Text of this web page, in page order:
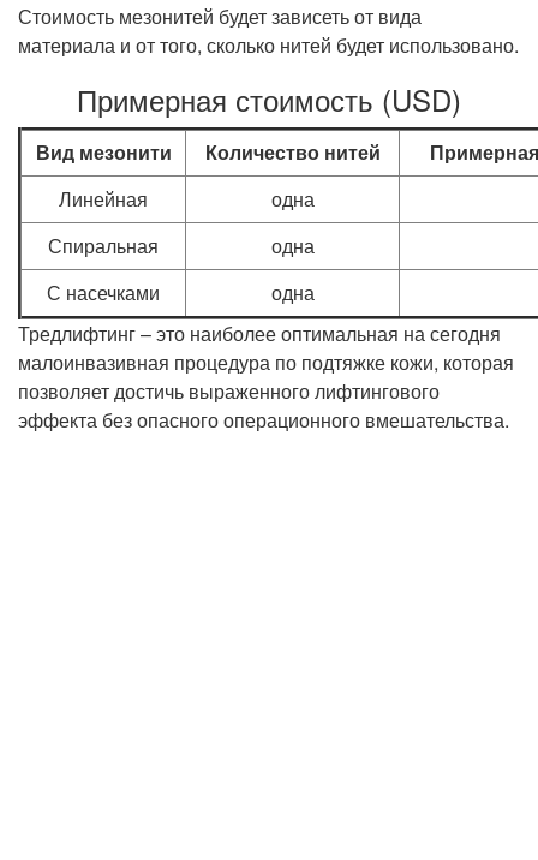
Стоимость мезонитей будет зависеть от вида
материала и от того, сколько нитей будет использовано.
Примерная стоимость (USD)
Вид мезонити Количество нитей
Линейная
одна
Спиральная
одна
С насечками
одна
Тредлифтинг – это наиболее оптимальная на сегодня
малоинвазивная процедура по подтяжке кожи, которая
позволяет достичь выраженного лифтингового
эффекта без опасного операционного вмешательства.